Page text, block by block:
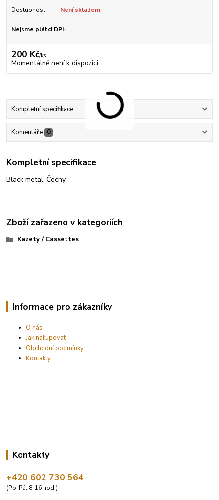
Dostupnost Není skladem
Nejsme plátci DPH
200 Kč/ks
Momentálně není k dispozici
Kompletní specifikace
Komentáře 0
Kompletní specifikace
Black metal. Čechy
Zboží zařazeno v kategoriích
Kazety / Cassettes
Informace pro zákazníky
O nás
Jak nakupovat
Obchodní podmínky
Kontakty
Kontakty
+420 602 730 564
(Po-Pá, 8-16 hod.)